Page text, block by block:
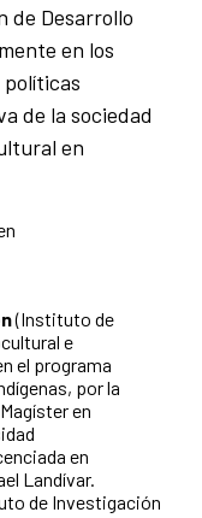
de Desarrollo
en los
de la sociedad
en
(Instituto de
e
el programa
por la
en
en
Landívar.
de Investigación